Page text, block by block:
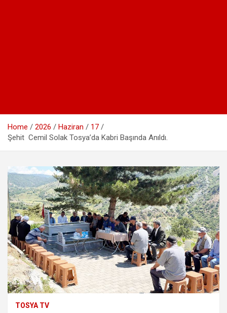
Home 2026 Haziran
17
Şehit Cemil Solak Tosya’da Kabri Başında Anıldı.
TOSYA TV